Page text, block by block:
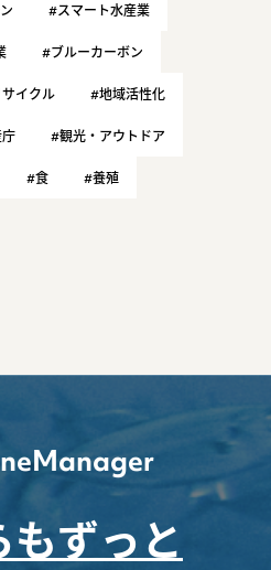
#スマート水産業
#ブルーカーボン
イクル #地域活性化
#観光・アウトドア
#食 #養殖
もずっと